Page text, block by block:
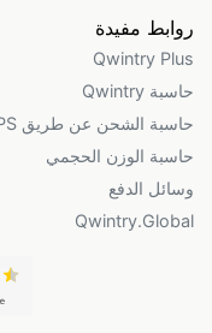
روابط مفيدة
Qwintry Plus
حاسبة Qwintry
حاسبة الشحن عن طريق USPS
حاسبة الوزن الحجمي
وسائل الدفع
Qwintry.Global